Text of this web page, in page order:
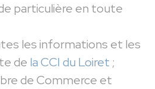
particulière en toute
les informations et les
de la CCI du Loiret ;
de Commerce et